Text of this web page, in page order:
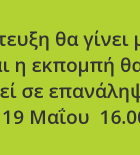
θα
η εκπομπή
σε
Μαΐου